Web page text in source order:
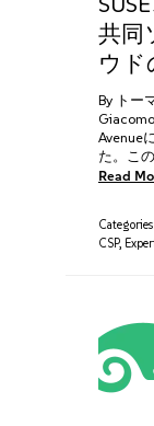
共同
ウド
By トー
Avenue
た。こ
Read
Categories:
CSP,